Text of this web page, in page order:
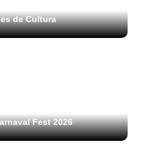
de Cultura
Fest 2026